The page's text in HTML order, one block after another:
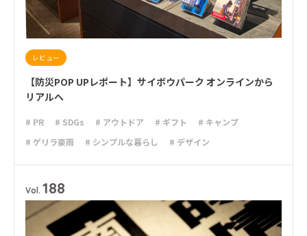
レビュー
【防災POP UPレポート】サイボウパーク オンラインから
リアルへ
# PR # SDGs # アウトドア # ギフト
# キャンプ
# ゲリラ豪雨
# シンプルな暮らし
# デザイン
# 大雪
# 新商品
# 防災グッズ
# 防災備蓄 # 非常食
Vol. 188